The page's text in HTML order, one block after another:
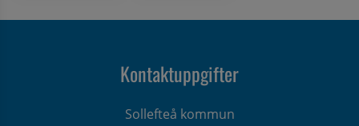
Kontaktuppgifter
Sollefteå kommun